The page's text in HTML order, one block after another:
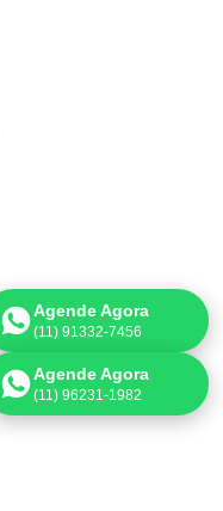
Agende Agora
(11) 91332-7456
Agende Agora
(11) 96231-1982